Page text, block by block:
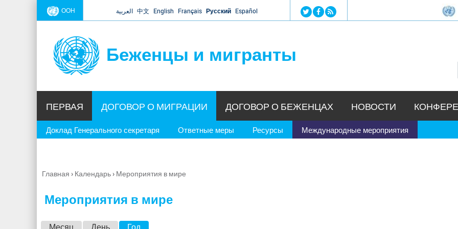
Jump to navigation
ООН العربية 中文 English Français Русский Español
Беженцы и мигранты
ПЕРВАЯ ДОГОВОР О МИГРАЦИИ
Доклад Генерального секретаря Ответные меры Ресурсы Международные мероприятия
ДОГОВОР О БЕЖЕНЦАХ НОВОСТИ
Вы
Главная › Календарь› Мероприятия в мире
Мероприятия в мире